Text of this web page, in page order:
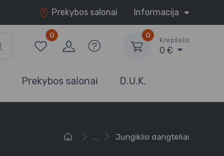
Prekybos salonai Informacija
0 0
Krepšelis
0 €
Prekybos salonai D.U.K.
Jungiklio dangteliai